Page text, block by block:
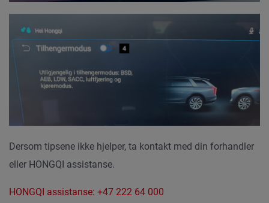
Dersom tipsene ikke hjelper, ta kontakt med din forhandler
eller HONGQI assistanse.
HONGQI assistanse: +47 222 64 000